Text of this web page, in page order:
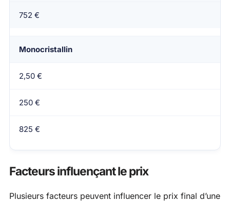
752 €
Monocristallin
2,50 €
250 €
825 €
Facteurs influençant le prix
Plusieurs facteurs peuvent influencer le prix final d’une